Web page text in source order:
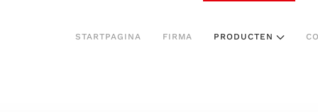
STARTPAGINA FIRMA PRODUCTEN